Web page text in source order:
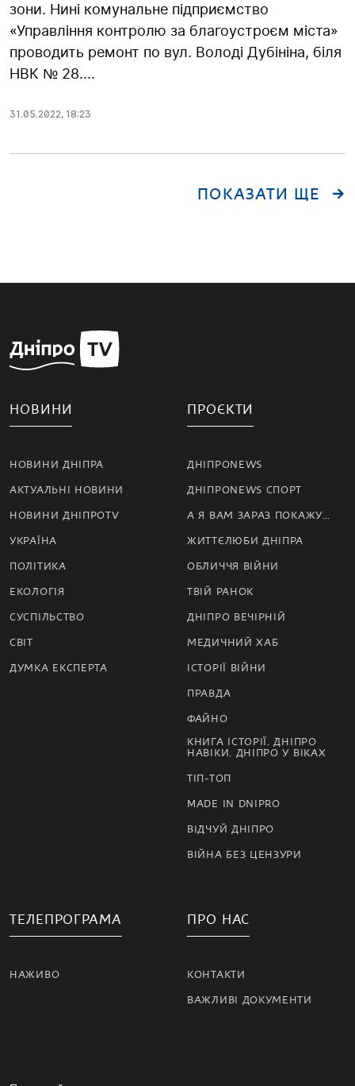
зони. Нині комунальне підприємство
«Управління контролю за благоустроєм міста»
проводить ремонт по вул. Володі Дубініна, біля
НВК № 28....
31.05.2022, 18:23
ПОКАЗАТИ ЩЕ
НОВИНИ
НОВИНИ ДНІПРА
АКТУАЛЬНІ НОВИНИ
НОВИНИ ДНІПРОTV
УКРАЇНА
ПОЛІТИКА
ЕКОЛОГІЯ
СУСПІЛЬСТВО
СВІТ
ДУМКА ЕКСПЕРТА
ПРОЄКТИ
ДНІПРОNEWS
ДНІПРОNEWS СПОРТ
А Я ВАМ ЗАРАЗ ПОКАЖУ…
ЖИТТЄЛЮБИ ДНІПРА
ОБЛИЧЧЯ ВІЙНИ
ТВІЙ РАНОК
ДНІПРО ВЕЧІРНІЙ
МЕДИЧНИЙ ХАБ
ІСТОРІЇ ВІЙНИ
ПРАВДА
ФАЙНО
КНИГА ІСТОРІЇ. ДНІПРО
НАВІКИ. ДНІПРО У ВІКАХ
ТІП-ТОП
MADE IN DNIPRO
ВІДЧУЙ ДНІПРО
ВІЙНА БЕЗ ЦЕНЗУРИ
ТЕЛЕПРОГРАМА
НАЖИВО
ПРО НАС
КОНТАКТИ
ВАЖЛИВІ ДОКУМЕНТИ